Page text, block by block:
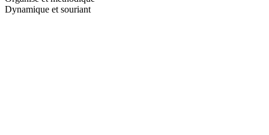
Dynamique et souriant